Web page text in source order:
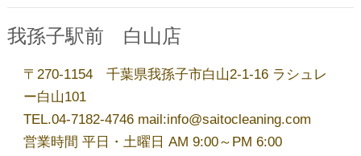
今年も開催！毛布・布団キャンペーン
ゴールデンウィーク営業のお知らせ
我孫子駅前 白山店
〒270-1154 千葉県我孫子市白山2-1-16 ラシュレ
ー白山101
TEL.04-7182-4746 mail:info@saitocleaning.com
営業時間 平日・土曜日 AM 9:00～PM 6:00